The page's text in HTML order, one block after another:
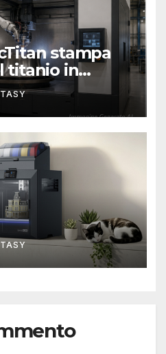
stampa
titanio in